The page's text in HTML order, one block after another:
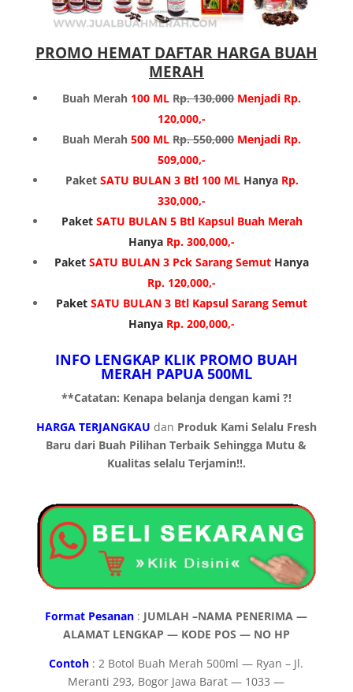
PROMO HEMAT DAFTAR HARGA BUAH
MERAH
Buah Merah 100 ML Rp. 130,000 Menjadi Rp.
120,000,-
Buah Merah 500 ML Rp. 550,000 Menjadi Rp.
509,000,-
PaketSATU BULAN 3 Btl 100 ML Hanya Rp.
330,000,-
Paket SATU BULAN 5 Btl Kapsul Buah Merah
Hanya Rp. 300,000,-
PaketSATU BULAN 3 Pck Sarang Semut Hanya
Rp. 120,000,-
PaketSATU BULAN 3 Btl Kapsul Sarang Semut
Hanya Rp. 200,000,-
INFO LENGKAP KLIK PROMO BUAH
MERAH PAPUA 500ML
**Catatan: Kenapa belanja dengan kami ?!
HARGA TERJANGKAU dan Produk Kami Selalu Fresh
Baru dari Buah Pilihan Terbaik Sehingga Mutu &
Kualitas selalu Terjamin!!.
Format Pesanan : JUMLAH –NAMA PENERIMA —
ALAMAT LENGKAP — KODE POS — NO HP
Contoh : 2 Botol Buah Merah 500ml — Ryan – Jl.
Meranti 293, Bogor Jawa Barat — 1033 —